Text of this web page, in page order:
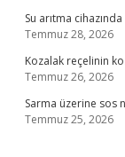
Su arıtma
Temmuz 28, 2026
Kozalak reçelinin
Temmuz 26, 2026
Sarma üzerine sos
Temmuz 25, 2026